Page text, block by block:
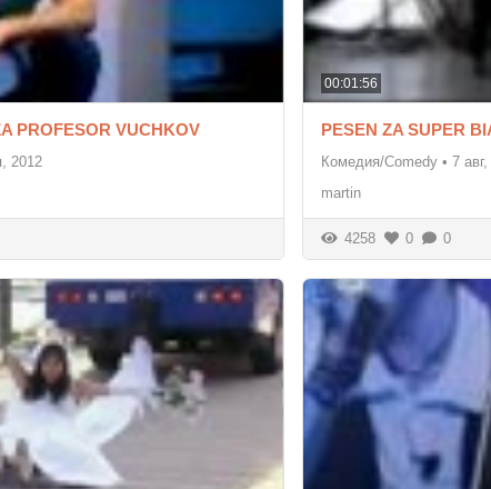
PROFESOR VUCHKOV
2012
00:01:56
PESEN ZA SUPER
Комедия/Comedy • 7
martin
4258 0 0